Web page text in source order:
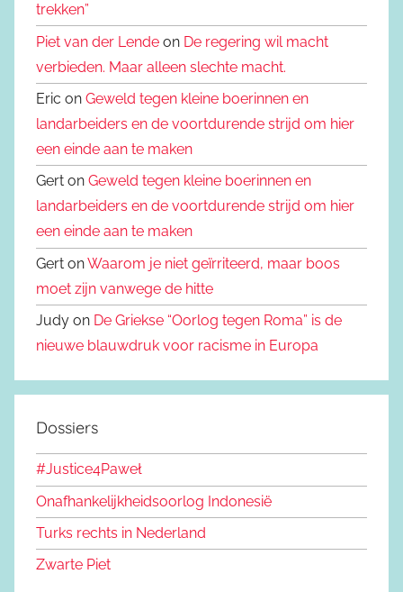
trekken”
Piet van der Lende on De regering wil macht
verbieden. Maar alleen slechte macht.
Eric on Geweld tegen kleine boerinnen en
landarbeiders en de voortdurende strijd om hier
een einde aan te maken
Gert on Geweld tegen kleine boerinnen en
landarbeiders en de voortdurende strijd om hier
een einde aan te maken
Gert onWaarom je niet geïrriteerd, maar boos
moet zijn vanwege de hitte
Judy on De Griekse “Oorlog tegen Roma” is de
nieuwe blauwdruk voor racisme in Europa
Dossiers
#Justice4Paweł
Onafhankelijkheidsoorlog Indonesië
Turks rechts in Nederland
Zwarte Piet